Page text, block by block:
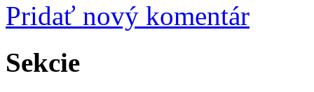
Pridať nový komentár
Sekcie